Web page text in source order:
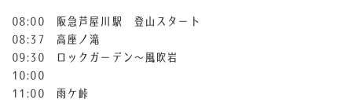
08:00 阪急芦屋川駅 登山スタート
08:37 高座ノ滝
09:30 ロックガーデン〜風吹岩
10:00
11:00 雨ケ峠